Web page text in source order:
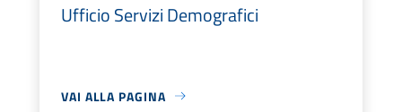
Ufficio Servizi Demografici
VAI ALLA PAGINA